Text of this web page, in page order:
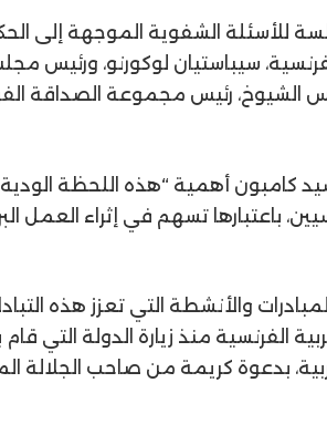
للأسئلة الشفوية الموجهة إلى
سيباستيان لوكورنو، ورئيس
رئيس مجموعة الصداقة
كامبون أهمية “هذه اللحظة
باعتبارها تسهم في إثراء العمل
والأنشطة التي تعزز هذه
الفرنسية منذ زيارة الدولة التي
بدعوة كريمة من صاحب الجلالة